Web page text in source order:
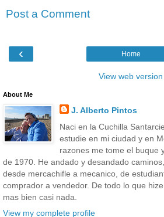
Post a Comment
‹ Home
View web version
About Me
J. Alberto Pintos
Naci en la Cuchilla
estudie en mi ciudad y en
razones me tome el buque
de 1970. He andado y desandado
desde mercachifle a mecanico, de
comprador a vendedor. De todo lo que
mas bien casi nada.
View my complete profile